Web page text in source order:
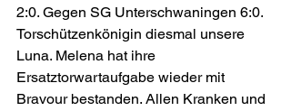
2:0. Gegen SG Unterschwaningen 6:0.
Torschützenkönigin diesmal unsere
Luna. Melena hat ihre
Ersatztorwartaufgabe wieder mit
Bravour bestanden. Allen Kranken und